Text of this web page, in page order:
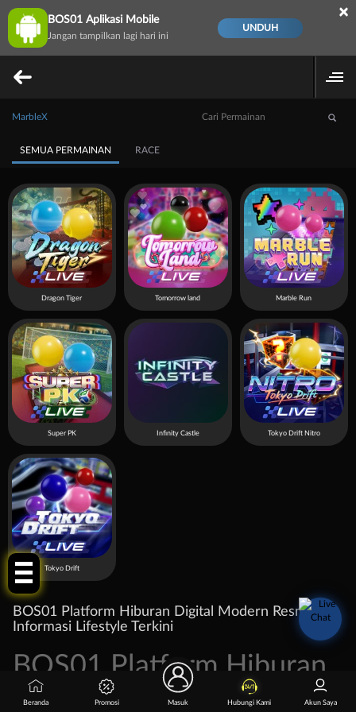
BOS01 Aplikasi Mobile
Jangan tampilkan lagi hari ini
UNDUH
×
MarbleX
SEMUA PERMAINAN RACE
Dragon Tiger Tomorrow land Marble Run
Super PK Infinity Castle Tokyo Drift Nitro
Tokyo Drift
BOS01 Platform Hiburan Digital Modern Resmi dan
Informasi Lifestyle Terkini
BOS01 Platform Hiburan
Digital Modern Resmi dan
LINK GACOR!
Beranda Promosi Masuk Hubungi Kami Akun Saya